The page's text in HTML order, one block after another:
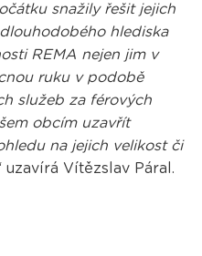
snažily řešit jejich
hlediska
REMA nejen jim v
ruku v podobě
služeb za férových
obcím uzavřít
na jejich velikost či
uzavírá Vítězslav Páral.